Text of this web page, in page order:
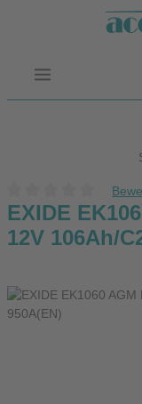
Zum Hauptinhalt
Durchschnittliche
EXIDE
12V 106Ah/
Bildergalerie